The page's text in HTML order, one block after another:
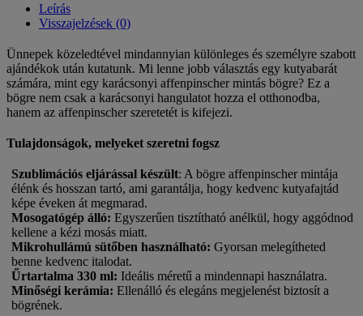
Leírás
Visszajelzések (0)
Ünnepek közeledtével mindannyian különleges és személyre szabott
ajándékok után kutatunk. Mi lenne jobb választás egy kutyabarát
számára, mint egy karácsonyi affenpinscher mintás bögre? Ez a
bögre nem csak a karácsonyi hangulatot hozza el otthonodba,
hanem az affenpinscher szeretetét is kifejezi.
Tulajdonságok, melyeket szeretni fogsz
Szublimációs eljárással készült: A bögre affenpinscher mintája
élénk és hosszan tartó, ami garantálja, hogy kedvenc kutyafajtád
képe éveken át megmarad.
Mosogatógép álló: Egyszerűen tisztítható anélkül, hogy aggódnod
kellene a kézi mosás miatt.
Mikrohullámú sütőben használható: Gyorsan melegítheted
benne kedvenc italodat.
Űrtartalma 330 ml: Ideális méretű a mindennapi használatra.
Minőségi kerámia: Ellenálló és elegáns megjelenést biztosít a
bögrének.